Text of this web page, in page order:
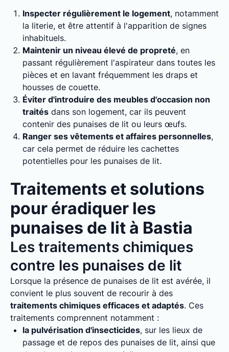
Inspecter régulièrement le logement, notamment
la literie, et être attentif à l'apparition de signes
inhabituels.
Maintenir un niveau élevé de propreté, en
passant régulièrement l'aspirateur dans toutes les
pièces et en lavant fréquemment les draps et
housses de couette.
Éviter d'introduire des meubles d'occasion non
traités dans son logement, car ils peuvent
contenir des punaises de lit ou leurs œufs.
Ranger ses vêtements et affaires personnelles,
car cela permet de réduire les cachettes
potentielles pour les punaises de lit.
Traitements et solutions
pour éradiquer les
punaises de lit à Bastia
Les traitements chimiques
contre les punaises de lit
Lorsque la présence de punaises de lit est avérée, il
convient le plus souvent de recourir à des
traitements chimiques efficaces et adaptés. Ces
traitements comprennent notamment :
la pulvérisation d'insecticides, sur les lieux de
passage et de repos des punaises de lit, ainsi que